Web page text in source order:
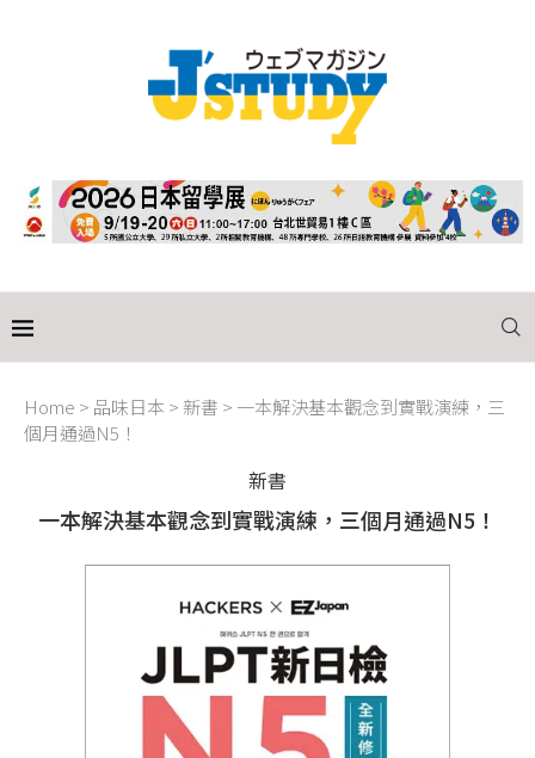
Home > 品味日本 > 新書 > 一本解決基本觀念到實戰演練，三
個月通過N5！
新書
一本解決基本觀念到實戰演練，三個月通過N5！